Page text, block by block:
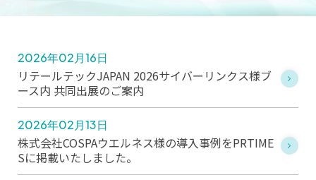
2026年02月16日
リテールテックJAPAN 2026サイバーリンクス様ブ
ース内 共同出展のご案内
2026年02月13日
株式会社COSPAウエルネス様の導入事例をPRTIME
Sに掲載いたしました。